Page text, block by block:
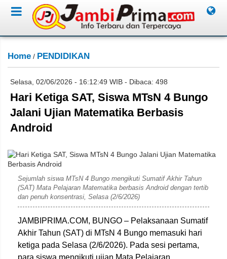
Home / PENDIDIKAN
Selasa, 02/06/2026 - 16:12:49 WIB - Dibaca: 498
Hari Ketiga SAT, Siswa MTsN 4 Bungo
Jalani Ujian Matematika Berbasis
Android
Sejumlah siswa MTsN 4 Bungo mengikuti Sumatif Akhir Tahun
(SAT) Mata Pelajaran Matematika berbasis Android dengan tertib
dan penuh konsentrasi, Selasa (2/6/2026)
JAMBIPRIMA.COM, BUNGO – Pelaksanaan Sumatif
Akhir Tahun (SAT) di MTsN 4 Bungo memasuki hari
ketiga pada Selasa (2/6/2026). Pada sesi pertama,
para siswa mengikuti ujian Mata Pelajaran